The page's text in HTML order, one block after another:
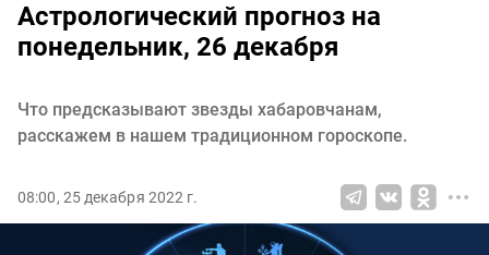
Астрологический прогноз на
понедельник, 26 декабря
Что предсказывают звезды хабаровчанам,
расскажем в нашем традиционном гороскопе.
08:00, 25 декабря 2022 г.